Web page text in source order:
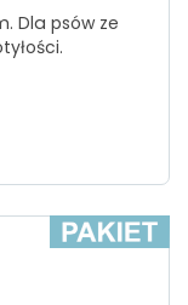
Dla psów ze